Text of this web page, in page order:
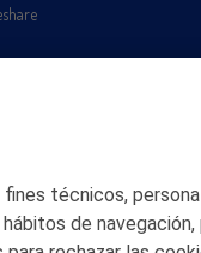
técnicos,
de